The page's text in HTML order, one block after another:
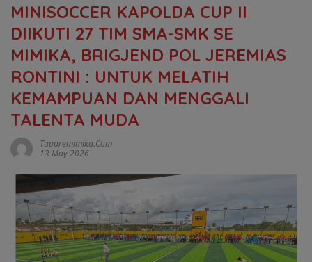
MINISOCCER KAPOLDA CUP II
DIIKUTI 27 TIM SMA-SMK SE
MIMIKA, BRIGJEND POL JEREMIAS
RONTINI : UNTUK MELATIH
KEMAMPUAN DAN MENGGALI
TALENTA MUDA
Taparemimika.com
13 May 2026